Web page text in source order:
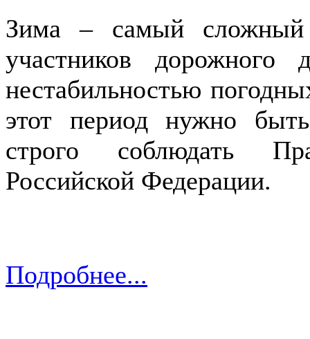
Зима – самый
участников дорожного
нестабильностью
этот период нужно
строго соблюдать
Российской Федерации.
Подробнее...